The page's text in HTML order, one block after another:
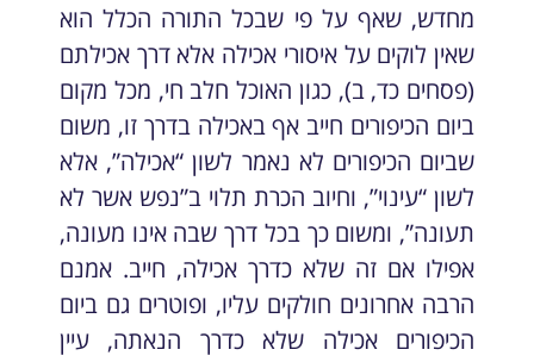
מחדש, שאף על פי שבכל התורה הכלל הוא
שאין לוקים על איסורי אכילה אלא דרך אכילתם
(פסחים כד, ב), כגון האוכל חלב חי, מכל מקום
ביום הכיפורים חייב אף באכילה בדרך זו, משום
שביום הכיפורים לא נאמר לשון “אכילה”, אלא
לשון “עינוי”, וחיוב הכרת תלוי ב”נפש אשר לא
תעונה”, ומשום כך בכל דרך שבה אינו מעונה,
אפילו אם זה שלא כדרך אכילה, חייב. אמנם
הרבה אחרונים חולקים עליו, ופוטרים גם ביום
הכיפורים אכילה שלא כדרך הנאתה, עיין